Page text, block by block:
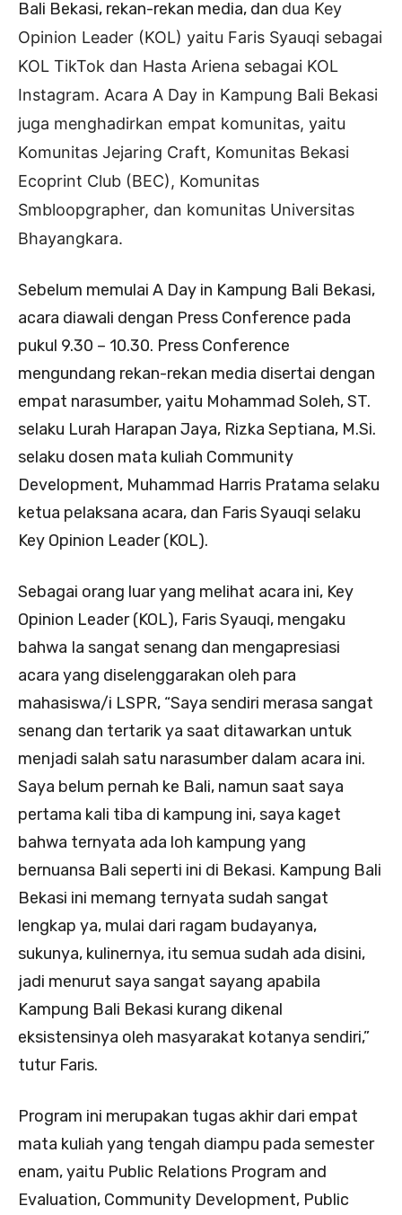
Bali Bekasi, rekan-rekan media, dan dua Key
Opinion Leader (KOL) yaitu Faris Syauqi sebagai
KOL TikTok dan Hasta Ariena sebagai KOL
Instagram. Acara A Day in Kampung Bali Bekasi
juga menghadirkan empat komunitas, yaitu
Komunitas Jejaring Craft, Komunitas Bekasi
Ecoprint Club (BEC), Komunitas
Smbloopgrapher, dan komunitas Universitas
Bhayangkara.
Sebelum memulai A Day in Kampung Bali Bekasi,
acara diawali dengan Press Conference pada
pukul 9.30 – 10.30. Press Conference
mengundang rekan-rekan media disertai dengan
empat narasumber, yaitu Mohammad Soleh, ST.
selaku Lurah Harapan Jaya, Rizka Septiana, M.Si.
selaku dosen mata kuliah Community
Development, Muhammad Harris Pratama selaku
ketua pelaksana acara, dan Faris Syauqi selaku
Key Opinion Leader (KOL).
Sebagai orang luar yang melihat acara ini, Key
Opinion Leader (KOL), Faris Syauqi, mengaku
bahwa Ia sangat senang dan mengapresiasi
acara yang diselenggarakan oleh para
mahasiswa/i LSPR, “Saya sendiri merasa sangat
senang dan tertarik ya saat ditawarkan untuk
menjadi salah satu narasumber dalam acara ini.
Saya belum pernah ke Bali, namun saat saya
pertama kali tiba di kampung ini, saya kaget
bahwa ternyata ada loh kampung yang
bernuansa Bali seperti ini di Bekasi. Kampung Bali
Bekasi ini memang ternyata sudah sangat
lengkap ya, mulai dari ragam budayanya,
sukunya, kulinernya, itu semua sudah ada disini,
jadi menurut saya sangat sayang apabila
Kampung Bali Bekasi kurang dikenal
eksistensinya oleh masyarakat kotanya sendiri,”
tutur Faris.
Program ini merupakan tugas akhir dari empat
mata kuliah yang tengah diampu pada semester
enam, yaitu Public Relations Program and
Evaluation, Community Development, Public